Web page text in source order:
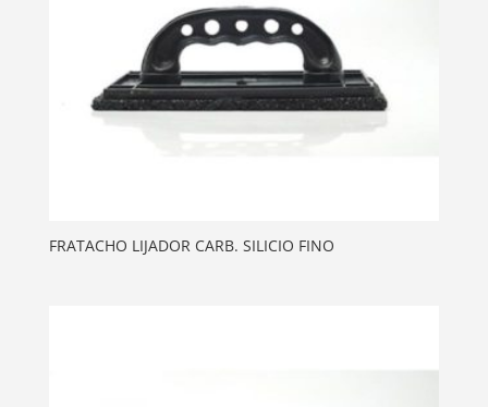
FRATACHO LIJADOR CARB. SILICIO FINO